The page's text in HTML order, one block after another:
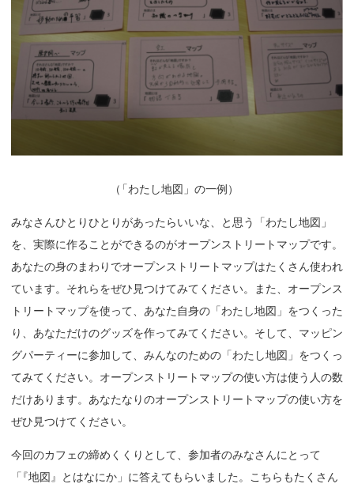
「わたし地図」の一例）
みなさんひとりひとりがあったらいいな、と思う「わたし地図」
を、実際に作ることができるのがオープンストリートマップです。
あなたの身のまわりでオープンストリートマップはたくさん使われ
ています。それらをぜひ見つけてみてください。また、オープンス
トリートマップを使って、あなた自身の「わたし地図」をつくった
り、あなただけのグッズを作ってみてください。そして、マッピン
グパーティーに参加して、みんなのための「わたし地図」をつくっ
てみてください。オープンストリートマップの使い方は使う人の数
だけあります。あなたなりのオープンストリートマップの使い方を
ぜひ見つけてください。
今回のカフェの締めくくりとして、参加者のみなさんにとって
「『地図』とはなにか」に答えてもらいました。こちらもたくさん